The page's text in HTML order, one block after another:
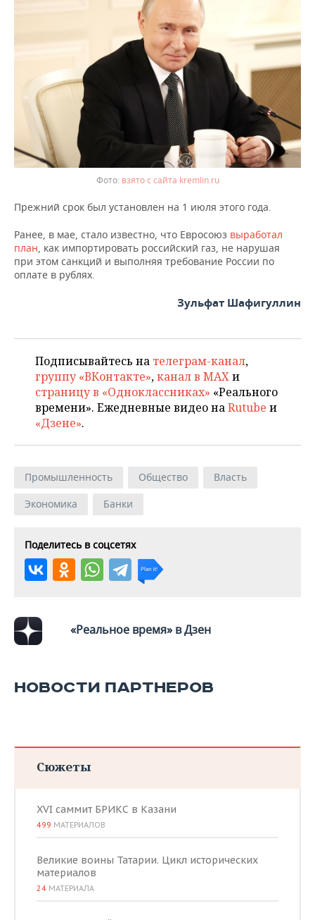
взято с сайта kremlin.ru
Прежний срок был установлен на 1 июля этого года.
Ранее, в мае, стало известно, что Евросоюз выработал
план, как импортировать российский газ, не нарушая
при этом санкций и выполняя требование России по
оплате в рублях.
Зульфат Шафигуллин
Подписывайтесь на телеграм-канал,
группу «ВКонтакте»,канал в MAXи
страницу в «Одноклассниках» «Реального
времени». Ежедневные видео наRutube и
«Дзене».
Промышленность Общество
Власть
Экономика
Банки
Поделитесь в соцсетях
«Реальное время» в Дзен
НОВОСТИ ПАРТНЕРОВ
Сюжеты
XVI саммит БРИКС в Казани
499 МАТЕРИАЛОВ
Великие воины Татарии. Цикл исторических
материалов
24 МАТЕРИАЛА